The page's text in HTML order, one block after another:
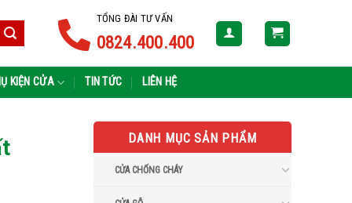
TỔNG ĐÀI TƯ VẤN
0824.400.400
KIỆN CỬA TIN TỨC LIÊN HỆ
DANH MỤC SẢN PHẨM
CỬA CHỐNG CHÁY